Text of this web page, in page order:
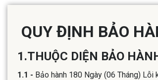
QUY ĐỊNH BẢO
1.THUỘC DIỆN BẢO
1.1 - Bảo hành 180 Ngày (06 Tháng)